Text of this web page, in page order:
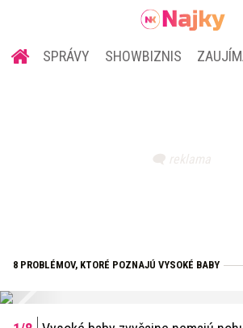
SPRÁVY SHOWBIZNIS
8 PROBLÉMOV, KTORÉ POZNAJÚ VYSOKÉ BABY